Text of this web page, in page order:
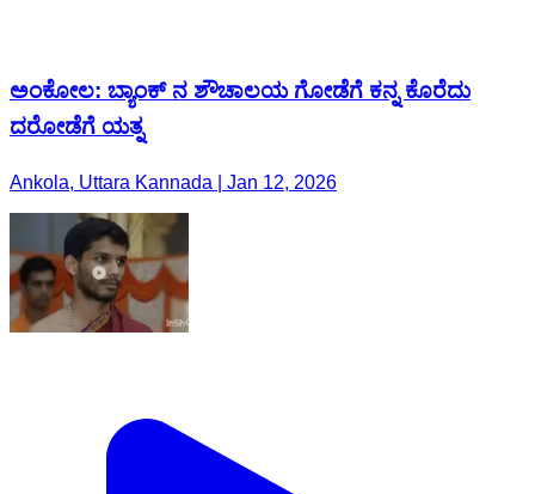
ಅಂಕೋಲ: ಬ್ಯಾಂಕ್ ನ ಶೌಚಾಲಯ ಗೋಡೆಗೆ ಕನ್ನ ಕೊರೆದು
ದರೋಡೆಗೆ ಯತ್ನ
Ankola, Uttara Kannada | Jan 12, 2026